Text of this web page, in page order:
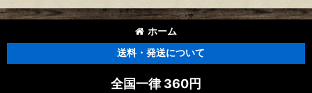
ホーム
送料・発送について
全国一律 360円